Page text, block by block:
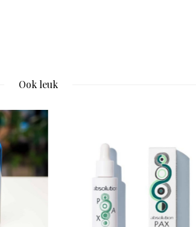
Ook leuk